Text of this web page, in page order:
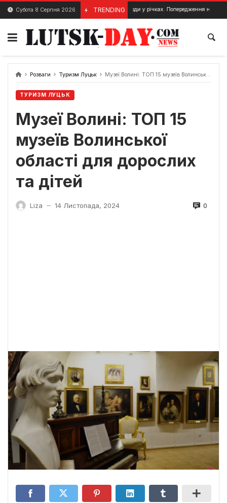
Skip
content
Субота 8 Серпня 2026 TRENDING
18 Січня, 2024 Підняття рівня води у річках. Попередження на Волині.
Розваги Туризм Луцьк Музеї Волині: ТОП 15 музеїв Волинської області для дорослих та дітей
ТУРИЗМ ЛУЦЬК
Музеї Волині: ТОП 15
музеїв Волинської
області для дорослих
та дітей
Liza — 14 Листопада, 2024 0